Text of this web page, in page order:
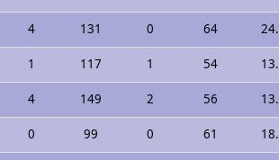
4 131 0 64
1 117 1 54
4 149 2 56
0 99 0 61